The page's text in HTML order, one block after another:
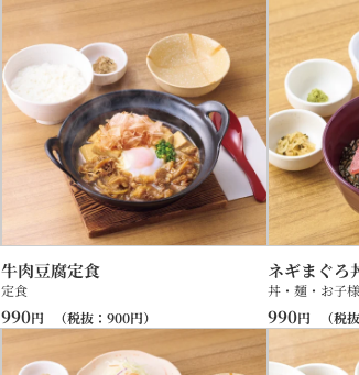
牛肉豆腐定食
定食
990円 （税抜： 900円）
ネギまぐろ
丼・麺・お子
990円 （税